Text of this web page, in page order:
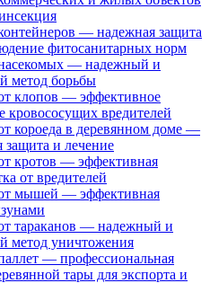
— надежная защита
фитосанитарных норм
— надежный и
метод борьбы
клопов — эффективное
кровососущих вредителей
короеда в деревянном доме —
защита и лечение
кротов — эффективная
от вредителей
мышей — эффективная
тараканов — надежный и
метод уничтожения
— профессиональная
тары для экспорта и